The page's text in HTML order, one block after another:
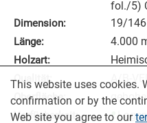
fol./5)
Dimension: 19/
Länge: 4.000
Holzart:
Qualität: A/B-
Oberfläche:
Verfügbarkeit:
This website uses cookies.
confirmation or by the
Web site you agree to our